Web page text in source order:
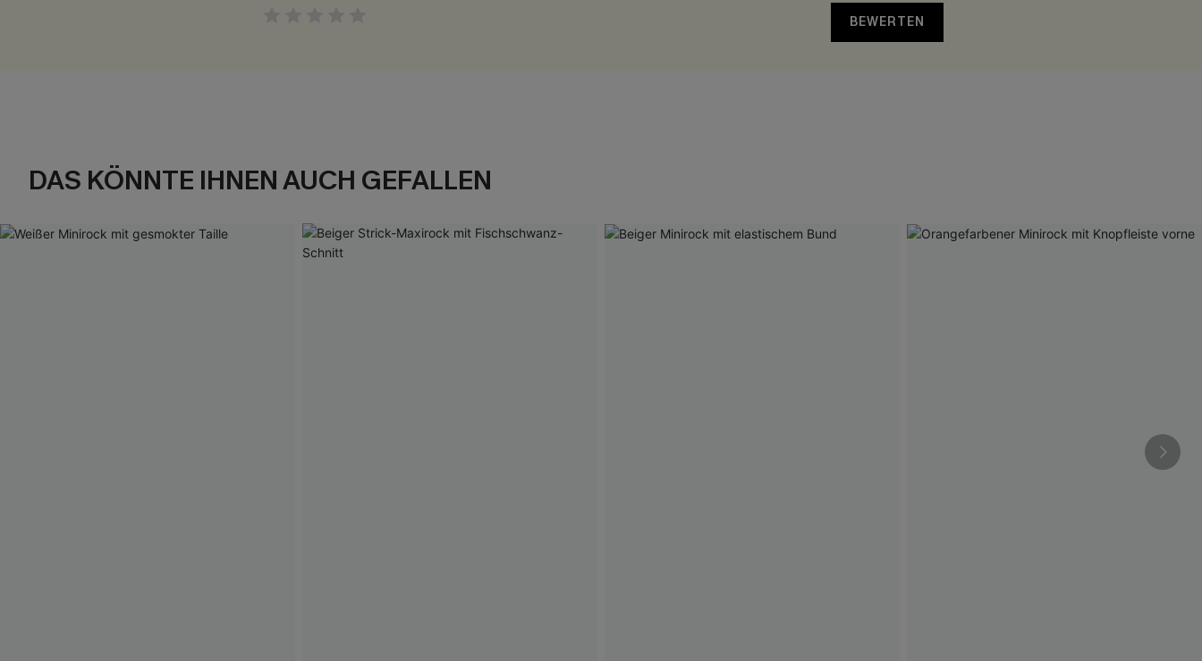
BEWERTEN
DAS KÖNNTE IHNEN AUCH GEFALLEN